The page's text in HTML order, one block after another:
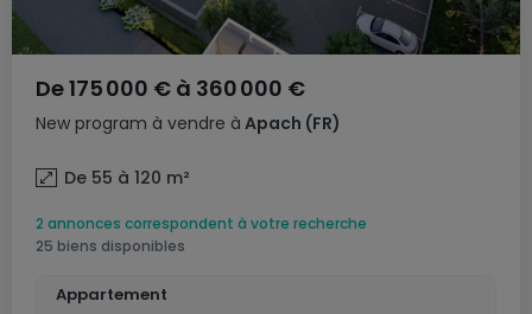
New program à vendre à Apach (FR)
De175 000 € à 360 000 €
De 55 à 120 m²
2 annonces correspondent à votre recherche
25 biens disponibles
Appartement